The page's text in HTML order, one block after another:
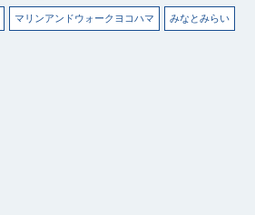
マリンアンドウォークヨコハマ みなとみらい